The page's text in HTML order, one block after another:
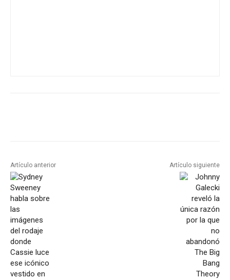
Artículo anterior Artículo siguiente